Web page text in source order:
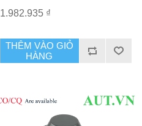
1.982.935 ₫
THÊM VÀO GIỎ
HÀNG